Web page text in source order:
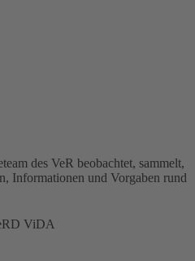
des VeR beobachtet, sammelt,
Informationen und Vorgaben rund
ViDA